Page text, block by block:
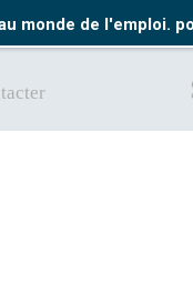
monde de l'emploi.